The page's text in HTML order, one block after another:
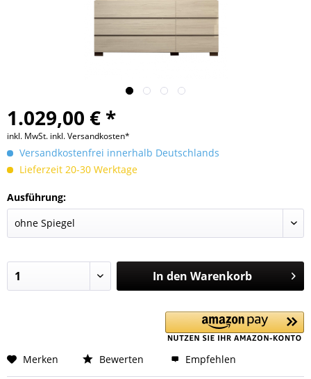
1.029,00 € *
inkl. MwSt. inkl. Versandkosten*
Versandkostenfrei innerhalb Deutschlands
Lieferzeit 20-30 Werktage
Ausführung:
In den Warenkorb
Merken Bewerten Empfehlen